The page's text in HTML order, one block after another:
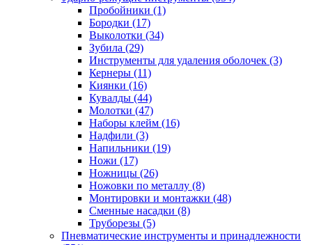
Пробойники (1)
Бородки (17)
Выколотки (34)
Зубила (29)
Инструменты для удаления оболочек (3)
Кернеры (11)
Киянки (16)
Кувалды (44)
Молотки (47)
Наборы клейм (16)
Надфили (3)
Напильники (19)
Ножи (17)
Ножницы (26)
Ножовки по металлу (8)
Монтировки и монтажки (48)
Сменные насадки (8)
Труборезы (5)
Пневматические инструменты и принадлежности